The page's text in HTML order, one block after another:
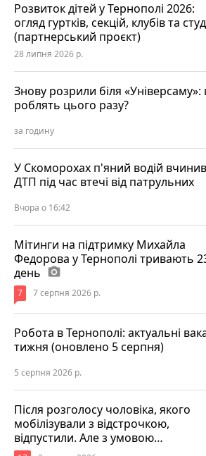
Розвиток дітей у Тернополі 2026:
огляд гуртків, секцій, клубів та
(партнерський проєкт)
28 липня 2026 р.
Знову розрили біля
роблять цього разу?
за годину
У Скоморохах п'яний водій вчинив
ДТП під час втечі від патрульних
Вчора о 16:42
Мітинги на підтримку Михайла
Федорова у Тернополі тривають
день photo_camera
7 7 серпня 2026 р.
Робота в Тернополі: актуальні
тижня (оновлено 5 серпня)
5 серпня 2026 р.
Після розголосу чоловіка, якого
мобілізували з відстрочкою,
відпустили. Але з умовою…